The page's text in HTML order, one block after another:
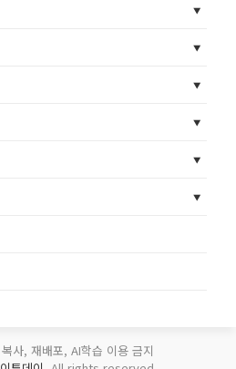
사, 재배포, AI학습 이용 금지